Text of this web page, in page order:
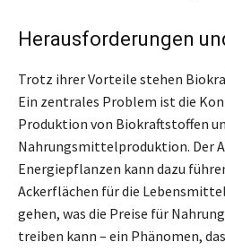
Herausforderungen
Trotz ihrer Vorteile stehen
Ein zentrales Problem ist die
Produktion von Biokraftstoffen
Nahrungsmittelproduktion. Der
Energiepflanzen kann dazu
Ackerflächen für die
gehen, was die Preise für
treiben kann – ein Phänomen,